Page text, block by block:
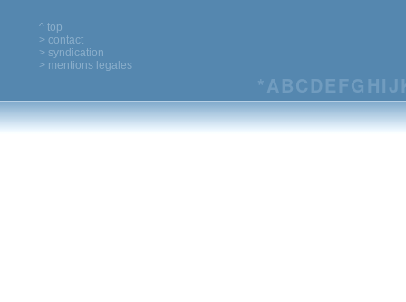
^ top
> contact
> syndication
> mentions legales
*ABCDEFG HIJ